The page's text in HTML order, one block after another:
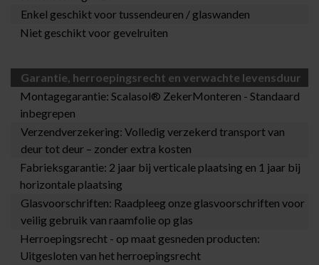
Enkel geschikt voor tussendeuren / glaswanden
Niet geschikt voor gevelruiten
Garantie, herroepingsrecht en verwachte levensduur
Montagegarantie: Scalasol® ZekerMonteren - Standaard
inbegrepen
Verzendverzekering: Volledig verzekerd transport van
deur tot deur – zonder extra kosten
Fabrieksgarantie: 2 jaar bij verticale plaatsing en 1 jaar bij
horizontale plaatsing
Glasvoorschriften: Raadpleeg onze glasvoorschriften voor
veilig gebruik van raamfolie op glas
Herroepingsrecht - op maat gesneden producten:
Uitgesloten van het herroepingsrecht